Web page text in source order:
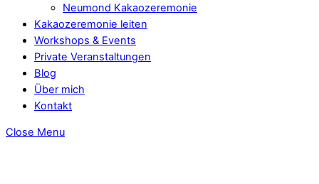
Neumond Kakaozeremonie
Kakaozeremonie leiten
Workshops & Events
Private Veranstaltungen
Blog
Über mich
Kontakt
Close Menu